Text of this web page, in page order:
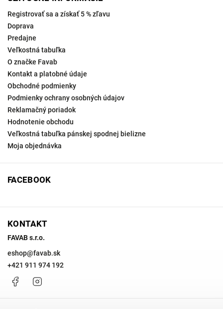
Registrovať sa a získať 5 % zľavu
Doprava
Predajne
Veľkostná tabuľka
O značke Favab
Kontakt a platobné údaje
Obchodné podmienky
Podmienky ochrany osobných údajov
Reklamačný poriadok
Hodnotenie obchodu
Veľkostná tabuľka pánskej spodnej bielizne
Moja objednávka
FACEBOOK
KONTAKT
FAVAB s.r.o.
eshop@favab.sk
+421 911 974 192
Facebook